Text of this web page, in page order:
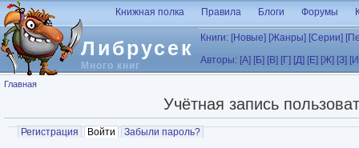
Перейти к основному содержанию
Либрусек
Много книг
Книжная полка Правила Блоги Форумы
Книги: [Новые] [Жанры] [Серии]
Авторы: [А] [Б] [В] [Г] [Д] [Е] [Ж] [З]
Вы здесь
Главная
Учётная запись
Главные вкладки
Регистрация Войти (активная вкладка)
Забыли пароль?